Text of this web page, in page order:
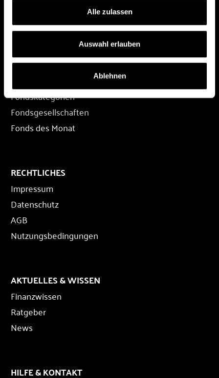
Alle zulassen
Auswahl erlauben
Ablehnen
Konditionen
FONDS
Fondskategorien
Fondsgesellschaften
Fonds des Monat
RECHTLICHES
Impressum
Datenschutz
AGB
Nutzungsbedingungen
AKTUELLES & WISSEN
Finanzwissen
Ratgeber
News
HILFE & KONTAKT